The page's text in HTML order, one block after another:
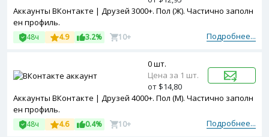
Аккаунты ВКонтакте | Друзей 3000+. Пол (Ж). Частично заполн
ен профиль.
Подробнее...
48ч 4.9 3.2% 10+
Аккаунты ВКонтакте | Друзей 4000+. Пол (М). Частично заполн
ен профиль.
Подробнее...
48ч 4.6 0.4% 10+
0 шт.
Цена за 1 шт.
от $14,80